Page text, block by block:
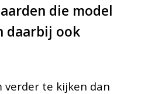
die model
daarbij ook
verder te kijken dan